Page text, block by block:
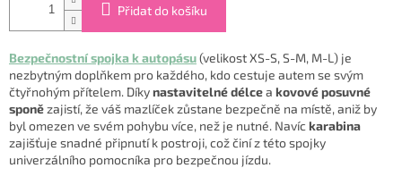
Přidat do košíku
Bezpečnostní spojka k autopásu(velikost XS-S, S-M, M-L) je
nezbytným doplňkem pro každého, kdo cestuje autem se svým
čtyřnohým přítelem. Díkynastavitelné délcea kovové posuvné
sponězajistí, že váš mazlíček zůstane bezpečně na místě, aniž by
byl omezen ve svém pohybu více, než je nutné. Navíc karabina
zajišťuje snadné připnutí k postroji, což činí z této spojky
univerzálního pomocníka pro bezpečnou jízdu.